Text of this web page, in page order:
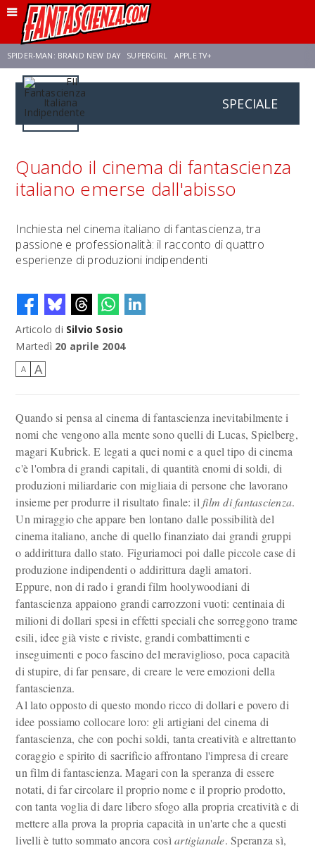
SPIDER-MAN: BRAND NEW DAY SUPERGIRL APPLE TV+
FRANCO RICCIARDIELLO AVENGERS: DOOMSDAY
SPECIALE
Quando il cinema di fantascienza
italiano emerse dall'abisso
Inchiesta nel cinema italiano di fantascienza, tra
passione e professionalità: il racconto di quattro
esperienze di produzioni indipendenti
Articolo di Silvio Sosio
Martedì 20 aprile 2004
A A
Quando si pensa al cinema di fantascienza inevitabilmente i
nomi che vengono alla mente sono quelli di Lucas, Spielberg,
magari Kubrick. E legati a quei nomi e a quel tipo di cinema
c'è l'ombra di grandi capitali, di quantità enomi di soldi, di
produzioni miliardarie con migliaia di persone che lavorano
insieme per produrre il risultato finale: ilfilm di fantascienza.
Un miraggio che appare ben lontano dalle possibilità del
cinema italiano, anche di quello finanziato dai grandi gruppi
o addirittura dallo stato. Figuriamoci poi dalle piccole case di
produzione indipendenti o addirittura dagli amatori.
Eppure, non di rado i grandi film hoolywoodiani di
fantascienza appaiono grandi carrozzoni vuoti: centinaia di
milioni di dollari spesi in effetti speciali che sorreggono trame
esili, idee già viste e riviste, grandi combattimenti e
inseguimenti e poco fascino del meraviglioso, poca capacità
di stupire, di far pensare, di creare le vere emozioni della
fantascienza.
Al lato opposto di questo mondo ricco di dollari e povero di
idee possiamo collocare loro: gli artigiani del cinema di
fantascienza, che con pochi soldi, tanta creatività e altrettanto
coraggio e spirito di sacrificio affrontano l'impresa di creare
un film di fantascienza. Magari con la speranza di essere
notati, di far circolare il proprio nome e il proprio prodotto,
con tanta voglia di dare libero sfogo alla propria creatività e di
mettere alla prova la propria capacità in un'arte che a questi
livelli è tutto sommato ancora cosìartigianale. Speranza sì,